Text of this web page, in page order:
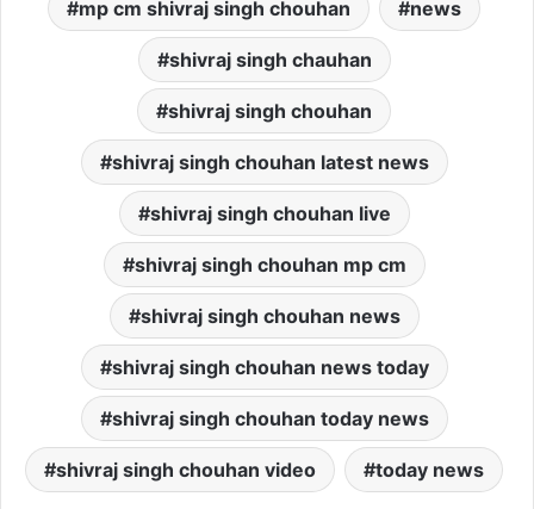
mp cm shivraj singh chouhan news
shivraj singh chauhan
shivraj singh chouhan
shivraj singh chouhan latest news
shivraj singh chouhan live
shivraj singh chouhan mp cm
shivraj singh chouhan news
shivraj singh chouhan news today
shivraj singh chouhan today news
shivraj singh chouhan video today news